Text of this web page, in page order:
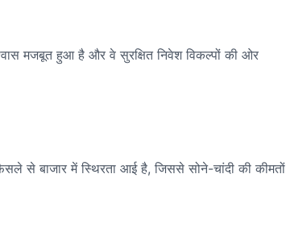
मजबूत हुआ है और वे सुरक्षित निवेश विकल्पों की ओर
से बाजार में स्थिरता आई है, जिससे सोने-चांदी की कीमतों